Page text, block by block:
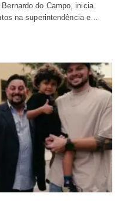
do Campo, inicia
na superintendência e…